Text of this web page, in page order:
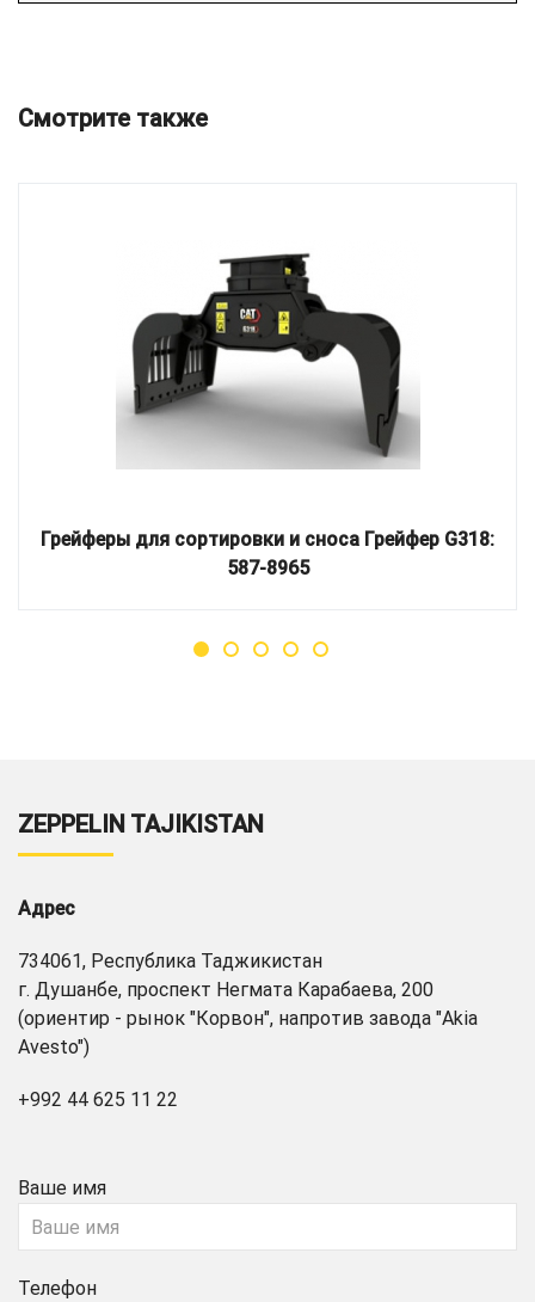
Смотрите также
Грейферы для сортировки и сноса Грейфер G318:
587-8965
ZEPPELIN TAJIKISTAN
Адрес
734061, Республика Таджикистан
г. Душанбе, проспект Негмата Карабаева, 200
(ориентир - рынок "Корвон", напротив завода "Akia
Avesto")
+992 44 625 11 22
Ваше имя
Телефон